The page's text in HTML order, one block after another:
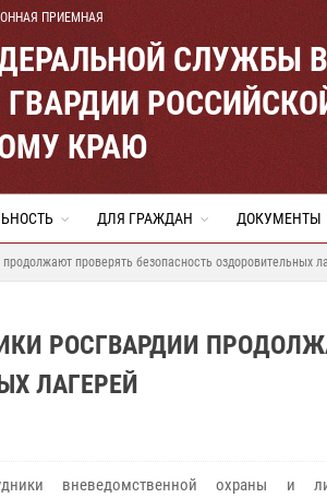
ПРИЕМНАЯ
СЛУЖБЫ
КРАЮ
ДЛЯ ГРАЖДАН ДОКУМЕНТЫ
проверять безопасность оздоровительных
РОСГВАРДИИ
ЛАГЕРЕЙ
вневедомственной охраны и